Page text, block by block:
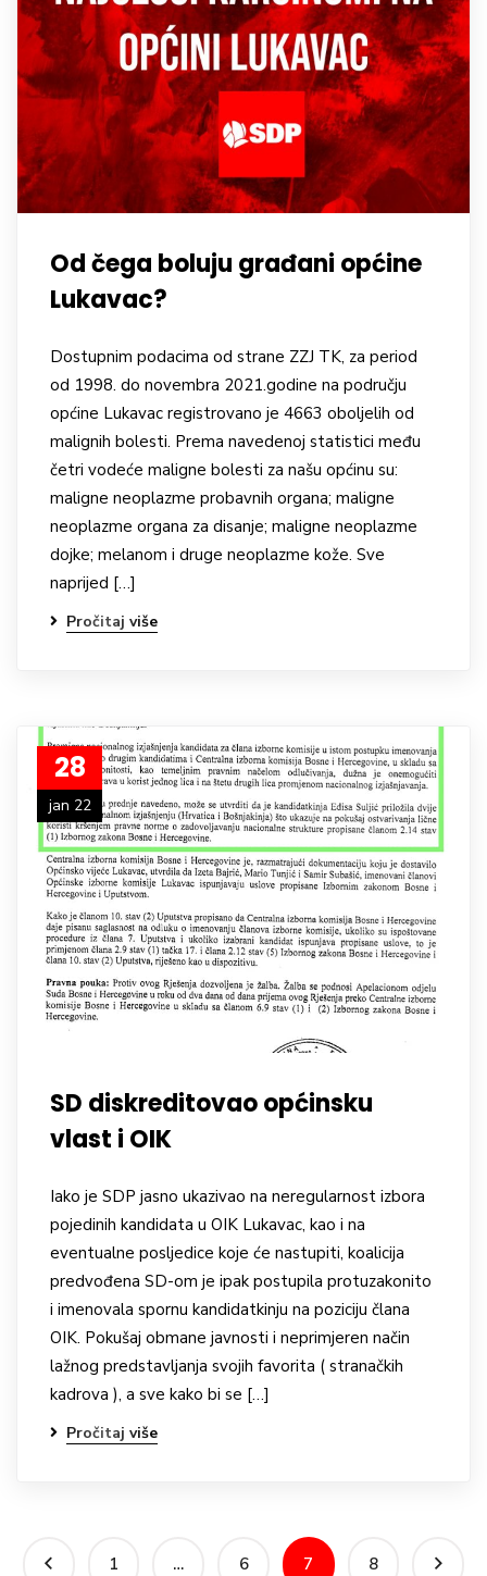
Od čega boluju građani općine
Lukavac?
Dostupnim podacima od strane ZZJ TK, za period
od 1998. do novembra 2021.godine na području
općine Lukavac registrovano je 4663 oboljelih od
malignih bolesti. Prema navedenoj statistici među
četri vodeće maligne bolesti za našu općinu su:
maligne neoplazme probavnih organa; maligne
neoplazme organa za disanje; maligne neoplazme
dojke; melanom i druge neoplazme kože. Sve
naprijed […]
Pročitaj više
28
jan 22
SD diskreditovao općinsku
vlast i OIK
Iako je SDP jasno ukazivao na neregularnost izbora
pojedinih kandidata u OIK Lukavac, kao i na
eventualne posljedice koje će nastupiti, koalicija
predvođena SD-om je ipak postupila protuzakonito
i imenovala spornu kandidatkinju na poziciju člana
OIK. Pokušaj obmane javnosti i neprimjeren način
lažnog predstavljanja svojih favorita ( stranačkih
kadrova ), a sve kako bi se […]
Pročitaj više
1 … 6 7 8